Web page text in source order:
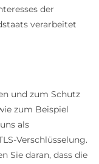
der
verarbeitet
und zum Schutz
zum Beispiel
als
Verschlüsselung.
Sie daran, dass die